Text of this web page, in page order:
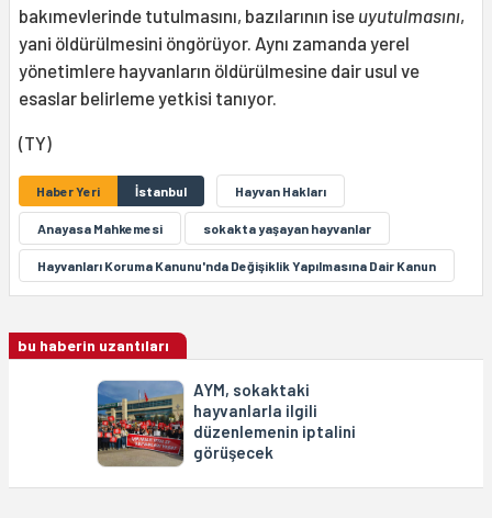
bakımevlerinde tutulmasını, bazılarının ise uyutulmasını,
yani öldürülmesini öngörüyor. Aynı zamanda yerel
yönetimlere hayvanların öldürülmesine dair usul ve
esaslar belirleme yetkisi tanıyor.
(TY)
Haber Yeri İstanbul Hayvan Hakları
Anayasa Mahkemesi sokakta yaşayan hayvanlar
Hayvanları Koruma Kanunu'nda Değişiklik Yapılmasına Dair Kanun
bu haberin uzantıları
AYM, sokaktaki
hayvanlarla ilgili
düzenlemenin iptalini
görüşecek